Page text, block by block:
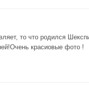
то что родился
красиовые фото !